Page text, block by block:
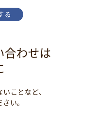
る
合わせは
ことなど、
い。